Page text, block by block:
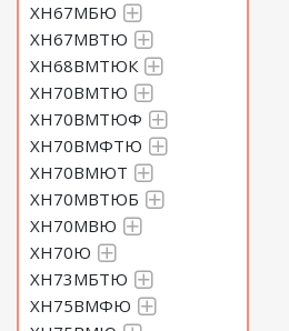
ХН67МБЮ
ХН67МВТЮ
ХН68ВМТЮК
ХН70ВМТЮ
ХН70ВМТЮФ
ХН70ВМФТЮ
ХН70ВМЮТ
ХН70МВТЮБ
ХН70МВЮ
ХН70Ю
ХН73МБТЮ
ХН75ВМФЮ